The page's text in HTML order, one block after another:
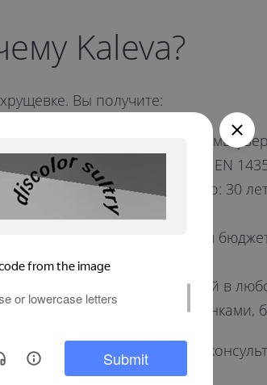
Kaleva?
Вы получите:
полного цикла, мы
стандарта качества EN
каждое пластиковое окно: 30
не вписывается в ваш
взноса;
под дерево или окрашенный в
пескоструйными рисунками,
балкона в хрущевке и
00-88 в Москве.